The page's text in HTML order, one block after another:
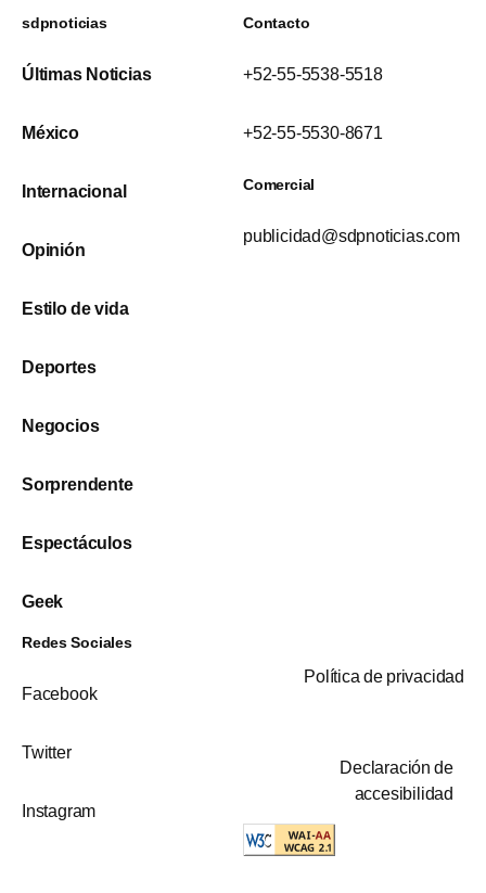
sdpnoticias
Últimas Noticias
México
Internacional
Opinión
Estilo de vida
Deportes
Negocios
Sorprendente
Espectáculos
Geek
Contacto
+52-55-5538-5518
+52-55-5530-8671
Comercial
publicidad@sdpnoticias.com
Redes Sociales
Facebook
Twitter
Instagram
Política de privacidad
Declaración de
accesibilidad